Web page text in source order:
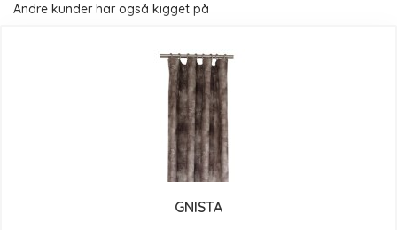
Andre kunder har også kigget på
GNISTA